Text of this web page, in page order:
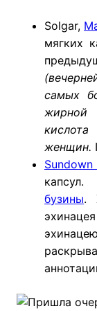
Solgar,
мягких
самых
жирной
женщин.
бузины.